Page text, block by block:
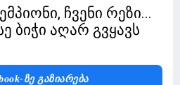
ჩვენი რეზი...
ბიჭი აღარ გვყავს
Ზე Გაზიარება